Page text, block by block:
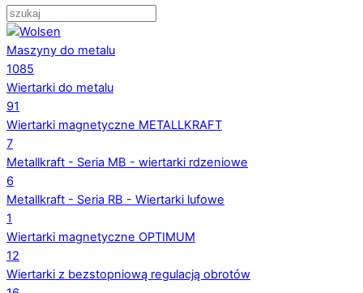
Maszyny do metalu
1085
Wiertarki do metalu
91
Wiertarki magnetyczne METALLKRAFT
7
Metallkraft - Seria MB - wiertarki rdzeniowe
6
Metallkraft - Seria RB - Wiertarki lufowe
1
Wiertarki magnetyczne OPTIMUM
12
Wiertarki z bezstopniową regulacją obrotów